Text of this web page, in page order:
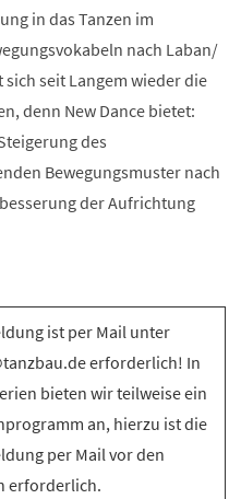
in das Tanzen im
nach Laban/
seit Langem wieder die
denn New Dance bietet:
des
Bewegungsmuster nach
der Aufrichtung
ist per Mail unter
erforderlich! In
bieten wir teilweise ein
an, hierzu ist die
per Mail vor den
erforderlich.